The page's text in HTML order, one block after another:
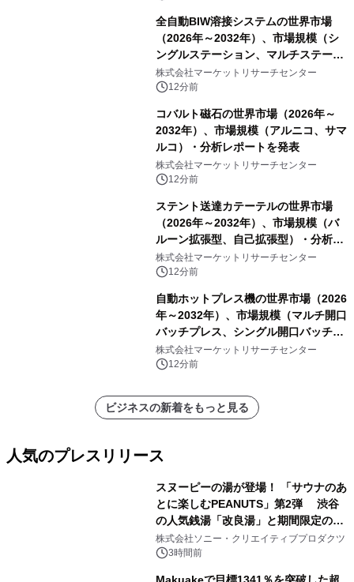
全自動BIW溶接システムの世界市場
（2026年～2032年）、市場規模（シ
ングルステーション、マルチステーシ
ョン）・分析レポートを発表
株式会社マーケットリサーチセンター
12分前
コバルト磁石の世界市場（2026年～
2032年）、市場規模（アルニコ、サマ
ルコ）・分析レポートを発表
株式会社マーケットリサーチセンター
12分前
ステント送達カテーテルの世界市場
（2026年～2032年）、市場規模（バ
ルーン拡張型、自己拡張型）・分析レ
ポートを発表
株式会社マーケットリサーチセンター
12分前
自動ホットプレス機の世界市場（2026
年～2032年）、市場規模（マルチ開口
バッチプレス、シングル開口バッチプ
レス、連続ホットプレスライン、真空
成形、その他）・分析レポートを発表
株式会社マーケットリサーチセンター
12分前
ビジネスの新着をもっと見る
人気のプレスリリース
スヌーピーの湯が登場！ 「サウナのあ
とに楽しむPEANUTS」第2弾 渋谷
の人気銭湯「改良湯」と期間限定のコ
ラボレーション サウナイキタイコラ
ボグッズも発売決定！
株式会社ソニー・クリエイティブプロダクツ
3時間前
Makuakeで目標1341％を突破した超